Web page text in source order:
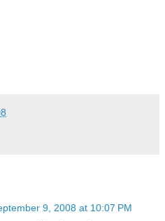
9, 2008 at 10:07 PM